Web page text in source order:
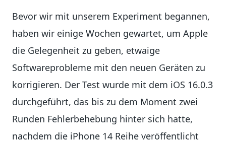
Bevor wir mit unserem Experiment begannen,
haben wir einige Wochen gewartet, um Apple
die Gelegenheit zu geben, etwaige
Softwareprobleme mit den neuen Geräten zu
korrigieren. Der Test wurde mit dem iOS 16.0.3
durchgeführt, das bis zu dem Moment zwei
Runden Fehlerbehebung hinter sich hatte,
nachdem die iPhone 14 Reihe veröffentlicht